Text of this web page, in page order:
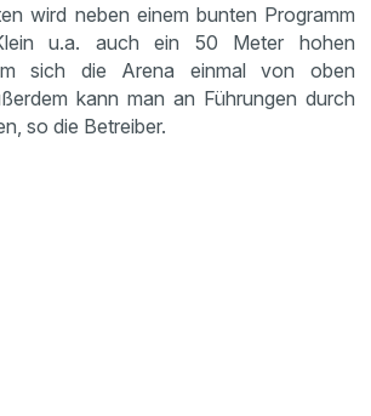
wird neben einem bunten Programm
u.a. auch ein 50 Meter hohen
sich die Arena einmal von oben
kann man an Führungen durch
so die Betreiber.